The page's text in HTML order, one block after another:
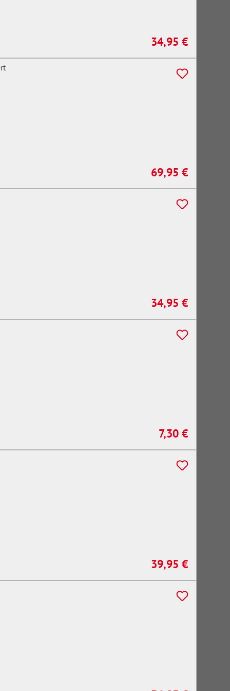
Regulärer Preis:
34,95 €
Regulärer Preis:
69,95 €
Regulärer Preis:
34,95 €
Regulärer Preis:
7,30 €
Regulärer Preis:
39,95 €